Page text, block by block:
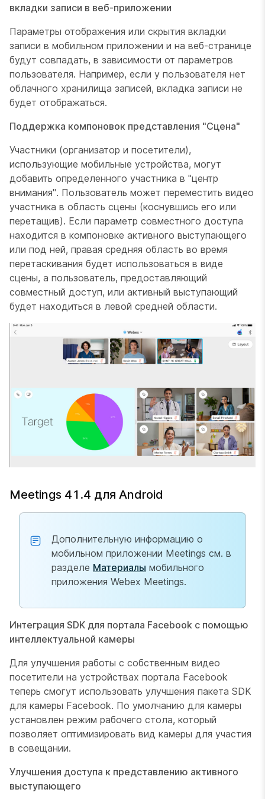
вкладки записи в веб-приложении
Параметры отображения или скрытия вкладки
записи в мобильном приложении и на веб-странице
будут совпадать, в зависимости от параметров
пользователя. Например, если у пользователя нет
облачного хранилища записей, вкладка записи не
будет отображаться.
Поддержка компоновок представления "Сцена"
Участники (организатор и посетители),
использующие мобильные устройства, могут
добавить определенного участника в "центр
внимания". Пользователь может переместить видео
участника в область сцены (коснувшись его или
перетащив). Если параметр совместного доступа
находится в компоновке активного выступающего
или под ней, правая средняя область во время
перетаскивания будет использоваться в виде
сцены, а пользователь, предоставляющий
совместный доступ, или активный выступающий
будет находиться в левой средней области.
Meetings 41.4 для Android
Дополнительную информацию о
мобильном приложении Meetings см. в
разделе Материалы мобильного
приложения Webex Meetings.
Интеграция SDK для портала Facebook с помощью
интеллектуальной камеры
Для улучшения работы с собственным видео
посетители на устройствах портала Facebook
теперь смогут использовать улучшения пакета SDK
для камеры Facebook. По умолчанию для камеры
установлен режим рабочего стола, который
позволяет оптимизировать вид камеры для участия
в совещании.
Улучшения доступа к представлению активного
выступающего